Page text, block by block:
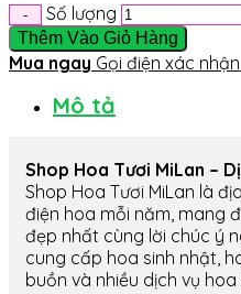
Số lượng
Thêm Vào Giỏ Hàng
Mua ngay Gọi điện xác
Mô tả
Shop Hoa Tươi MiLan –
Shop Hoa Tươi MiLan là
điện hoa mỗi năm, mang
đẹp nhất cùng lời chúc ý
cung cấp hoa sinh nhật,
buồn và nhiều dịch vụ